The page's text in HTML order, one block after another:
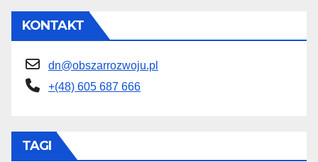
KONTAKT
dn@obszarrozwoju.pl
+(48) 605 687 666
TAGI